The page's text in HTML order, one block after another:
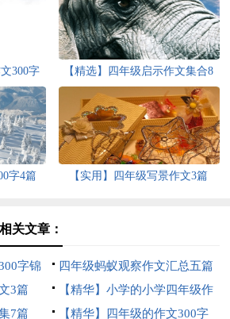
300字
【精选】四年级启示作文集合8
篇
字4篇 【实用】四年级写景作文3篇
关文章：
字锦
四年级蚂蚁观察作文汇总五篇
3篇
【精华】小学的小学四年级作
文1200字集锦7篇
7篇 【精华】四年级的作文300字